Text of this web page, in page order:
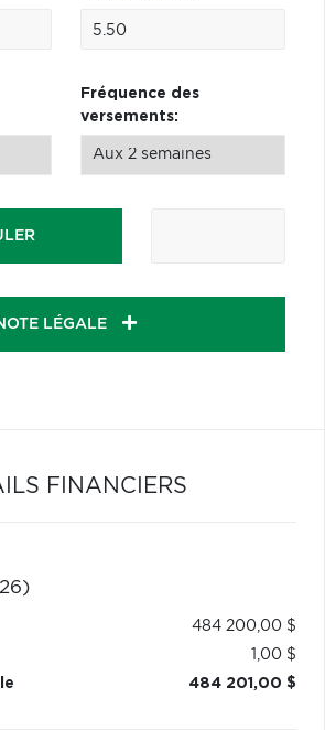
Fréquence des
versements:
LÉGALE
FINANCIERS
484 200,00 $
1,00 $
484 201,00 $